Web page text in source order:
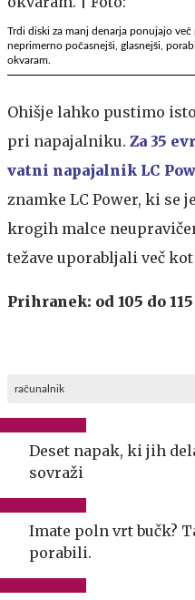
Trdi diski za manj denarja ponujajo
neprimerno počasnejši, glasnejši,
okvaram.
Ohišje lahko pustimo
pri napajalniku. Za 35
vatni napajalnik LC
znamke LC Power, ki se
krogih malce
težave uporabljali več
Prihranek: od 105 do
računalnik
Deset napak, ki jih
sovraži
Imate poln vrt bučk?
porabili.